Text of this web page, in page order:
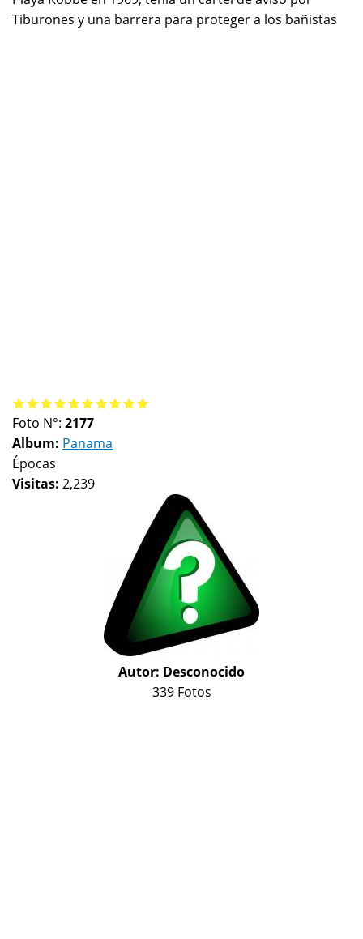
Tiburones y una barrera para proteger a los bañistas
Foto N°: 2177
Album: Panama
Épocas
Visitas: 2,239
Autor: Desconocido
339 Fotos